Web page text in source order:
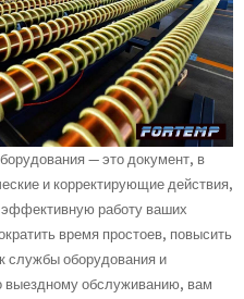
— это документ, в
и корректирующие действия,
работу ваших
время простоев, повысить
службы оборудования и
выездному обслуживанию, вам